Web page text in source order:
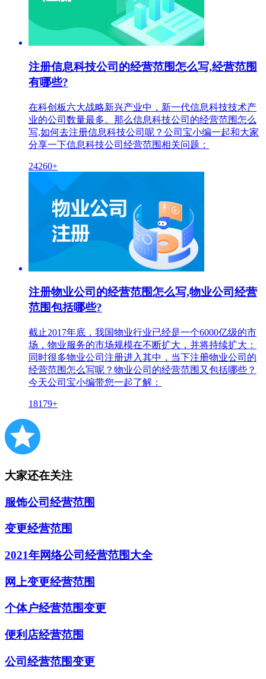
注册信息科技公司的经营范围怎么写,经营范围
有哪些?
在科创板六大战略新兴产业中，新一代信息科技技术产
业的公司数量最多。那么信息科技公司的经营范围怎么
写,如何去注册信息科技公司呢？公司宝小编一起和大家
分享一下信息科技公司经营范围相关问题：
24260+
注册物业公司的经营范围怎么写,物业公司经营
范围包括哪些?
截止2017年底，我国物业行业已经是一个6000亿级的市
场，物业服务的市场规模在不断扩大，并将持续扩大：
同时很多物业公司注册进入其中，当下注册物业公司的
经营范围怎么写呢？物业公司的经营范围又包括哪些？
今天公司宝小编带您一起了解：
18179+
大家还在关注
服饰公司经营范围
变更经营范围
2021年网络公司经营范围大全
网上变更经营范围
个体户经营范围变更
便利店经营范围
公司经营范围变更